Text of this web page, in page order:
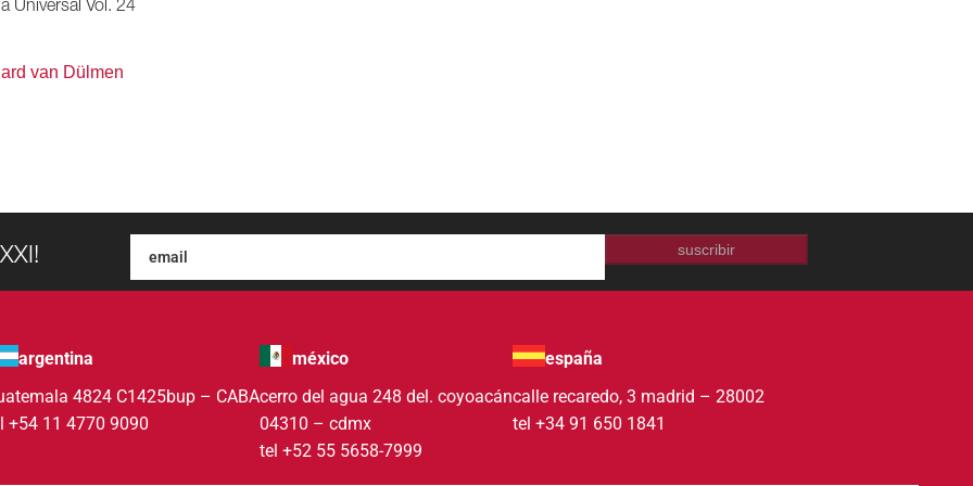
Universal Vol. 24
van Dülmen
suscribir
argentina
4824 C1425bup – CABA
+54 11 4770 9090
méxico
cerro del agua 248 del. coyoacán
04310 – cdmx
tel +52 55 5658-7999
españa
calle recaredo, 3 madrid – 28002
tel +34 91 650 1841